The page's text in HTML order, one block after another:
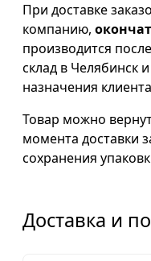
При доставке
компанию,
производится
склад в Челябинск
назначения
Товар можно
момента доставки
сохранения
Доставка и